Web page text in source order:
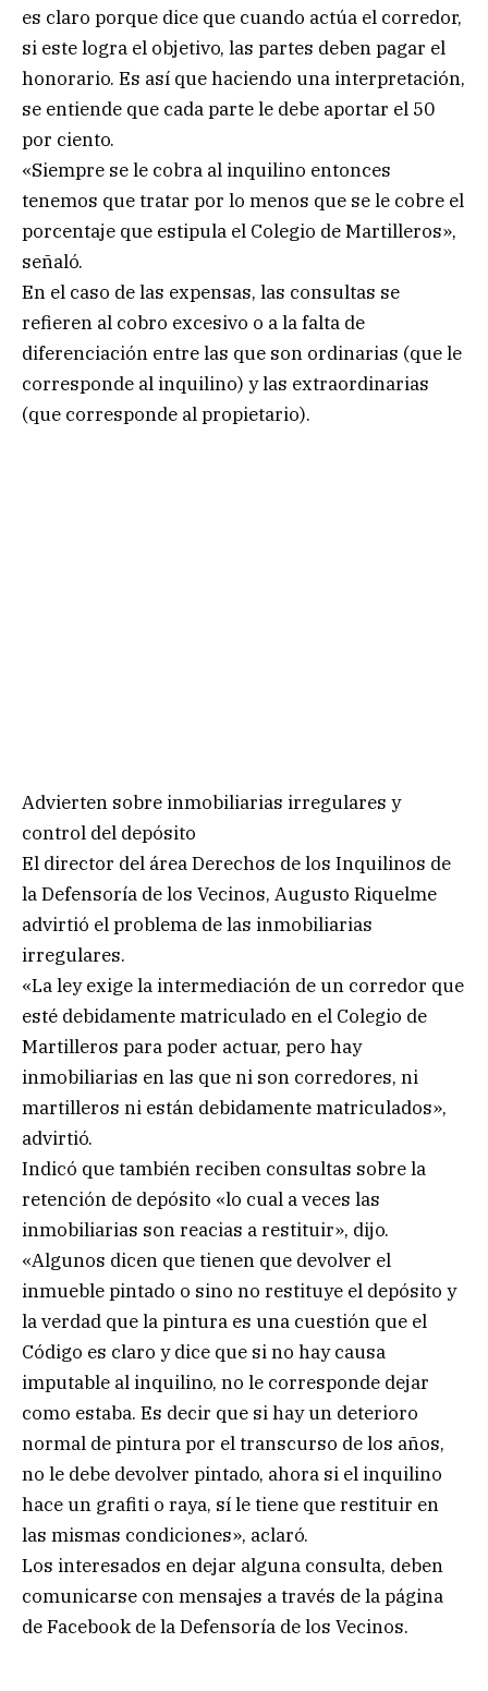
es claro porque dice que cuando actúa el corredor,
si este logra el objetivo, las partes deben pagar el
honorario. Es así que haciendo una interpretación,
se entiende que cada parte le debe aportar el 50
por ciento.
«Siempre se le cobra al inquilino entonces
tenemos que tratar por lo menos que se le cobre el
porcentaje que estipula el Colegio de Martilleros»,
señaló.
En el caso de las expensas, las consultas se
refieren al cobro excesivo o a la falta de
diferenciación entre las que son ordinarias (que le
corresponde al inquilino) y las extraordinarias
(que corresponde al propietario).
Advierten sobre inmobiliarias irregulares y
control del depósito
El director del área Derechos de los Inquilinos de
la Defensoría de los Vecinos, Augusto Riquelme
advirtió el problema de las inmobiliarias
irregulares.
«La ley exige la intermediación de un corredor que
esté debidamente matriculado en el Colegio de
Martilleros para poder actuar, pero hay
inmobiliarias en las que ni son corredores, ni
martilleros ni están debidamente matriculados»,
advirtió.
Indicó que también reciben consultas sobre la
retención de depósito «lo cual a veces las
inmobiliarias son reacias a restituir», dijo.
«Algunos dicen que tienen que devolver el
inmueble pintado o sino no restituye el depósito y
la verdad que la pintura es una cuestión que el
Código es claro y dice que si no hay causa
imputable al inquilino, no le corresponde dejar
como estaba. Es decir que si hay un deterioro
normal de pintura por el transcurso de los años,
no le debe devolver pintado, ahora si el inquilino
hace un grafiti o raya, sí le tiene que restituir en
las mismas condiciones», aclaró.
Los interesados en dejar alguna consulta, deben
comunicarse con mensajes a través de la página
de Facebook de la Defensoría de los Vecinos.